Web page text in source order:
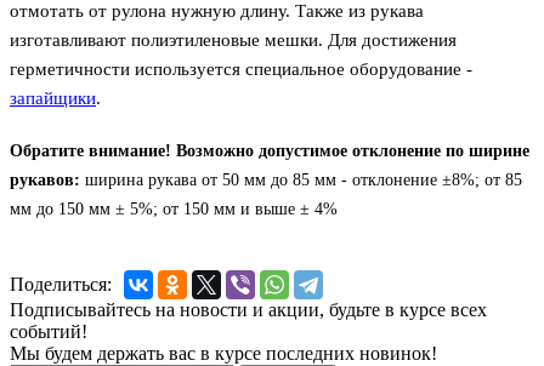
отмотать от рулона нужную длину. Также из рукава
изготавливают полиэтиленовые мешки. Для достижения
герметичности используется специальное оборудование -
запайщики.
Обратите внимание! Возможно допустимое отклонение по ширине
рукавов: ширина рукава от 50 мм до 85 мм - отклонение ±8%; от 85
мм до 150 мм ± 5%; от 150 мм и выше ± 4%
Поделиться:
Подписывайтесь на новости и акции, будьте в курсе всех
событий!
Мы будем держать вас в курсе последних новинок!